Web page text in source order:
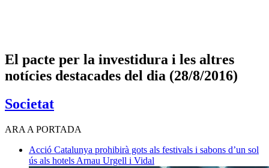
El pacte per la investidura i les altres
notícies destacades del dia (28/8/2016)
Societat
ARA A PORTADA
Acció Catalunya prohibirà gots als festivals i sabons d’un sol
ús als hotels Arnau Urgell i Vidal